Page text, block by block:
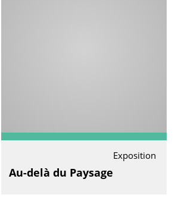
Exposition
Au-delà du Paysage